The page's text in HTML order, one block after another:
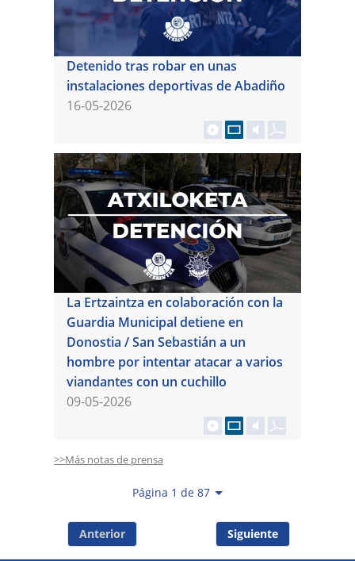
Detenido tras robar en unas
instalaciones deportivas de Abadiño
16-05-2026
La Ertzaintza en colaboración con la
Guardia Municipal detiene en
Donostia / San Sebastián a un
hombre por intentar atacar a varios
viandantes con un cuchillo
09-05-2026
>>Más notas de prensa
Página 1 de 87
Anterior Siguiente